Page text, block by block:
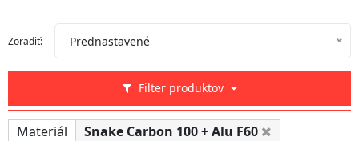
Filter produktov
Zoradiť: Prednastavené
Materiál
Snake Carbon 100 + Alu F60